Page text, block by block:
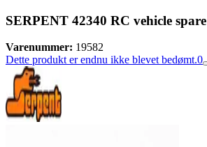
SERPENT 42340 RC vehicle spare
Varenummer: 19582
Dette produkt er endnu ikke blevet bedømt.0